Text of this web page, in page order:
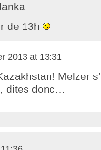
de 13h
2013 at 13:31
Melzer
dites donc…